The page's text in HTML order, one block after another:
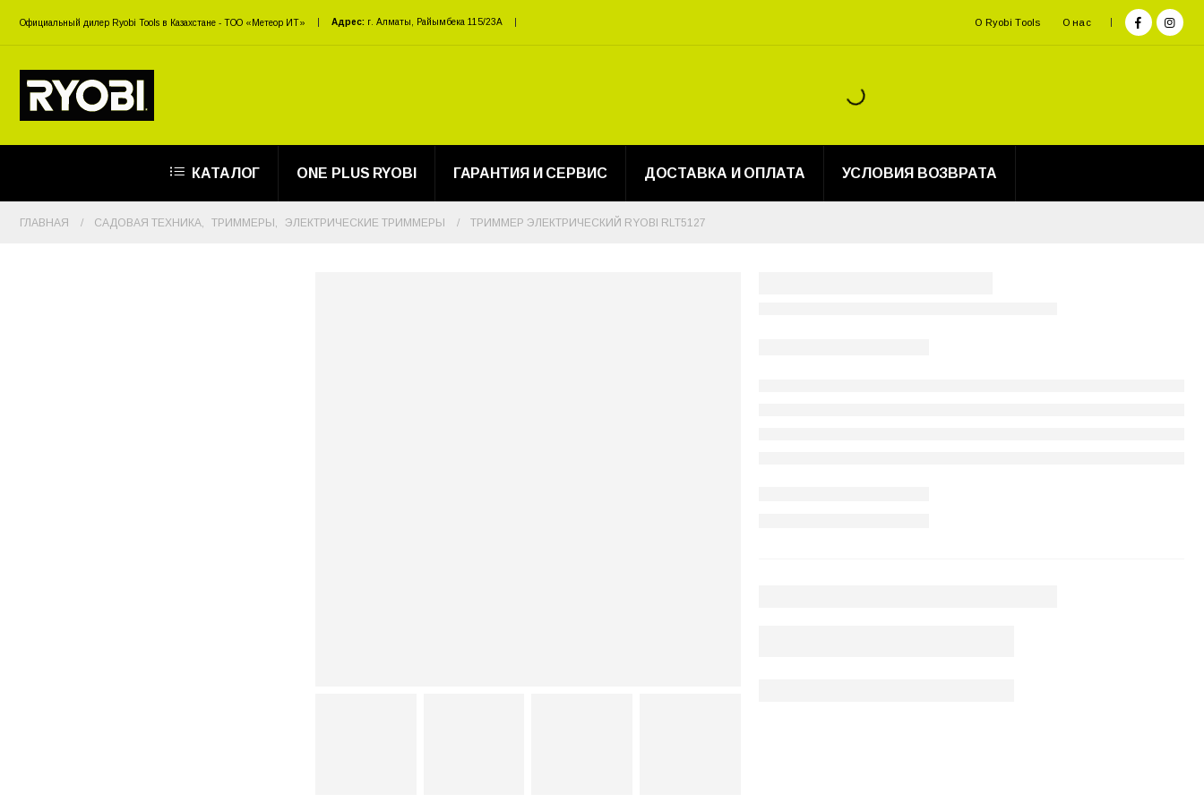
Официальный дилер Ryobi Tools в Казахстане - ТОО «Метеор ИТ» Адрес: г. Алматы, Райымбека 115/23A О Ryobi Tools О нас
КАТАЛОГ ONE PLUS RYOBI ГАРАНТИЯ И СЕРВИС ДОСТАВКА И ОПЛАТА УСЛОВИЯ ВОЗВРАТА
ГЛАВНАЯ САДОВАЯ ТЕХНИКА, ТРИММЕРЫ , ЭЛЕКТРИЧЕСКИЕ ТРИММЕРЫ ТРИММЕР ЭЛЕКТРИЧЕСКИЙ RYOBI RLT5127